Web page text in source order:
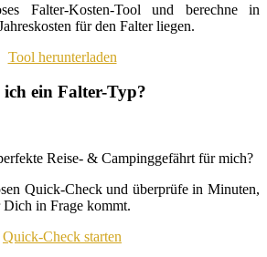
Falter-Kosten-Tool und berechne in
für den Falter liegen.
Tool herunterladen
ein Falter-Typ?
Reise- & Campinggefährt für mich?
Quick-Check und überprüfe in Minuten,
in Frage kommt.
Quick-Check starten